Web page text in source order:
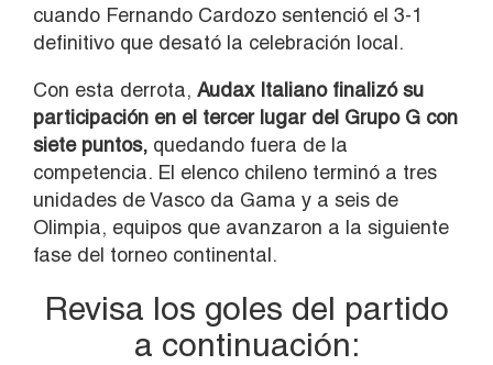
cuando Fernando Cardozo sentenció el 3-1
definitivo que desató la celebración local.
Con esta derrota, Audax Italiano finalizó su
participación en el tercer lugar del Grupo G con
siete puntos, quedando fuera de la
competencia. El elenco chileno terminó a tres
unidades de Vasco da Gama y a seis de
Olimpia, equipos que avanzaron a la siguiente
fase del torneo continental.
Revisa los goles del partido
a continuación: